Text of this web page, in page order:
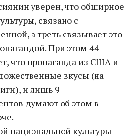
уверен, что обширное
связано с
а треть связывает это
При этом 44
что пропаганда из США и
вкусы (на
и лишь 9
думают об этом в
национальной культуры